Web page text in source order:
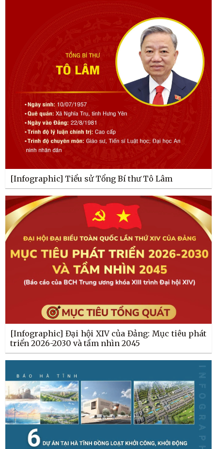
[Infographic] Tiểu sử Tổng Bí thư Tô Lâm
[Infographic] Đại hội XIV của Đảng: Mục tiêu phát
triển 2026-2030 và tầm nhìn 2045